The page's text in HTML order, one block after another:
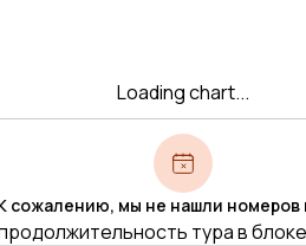
Loading chart...
сожалению, мы не нашли номеров
тура в